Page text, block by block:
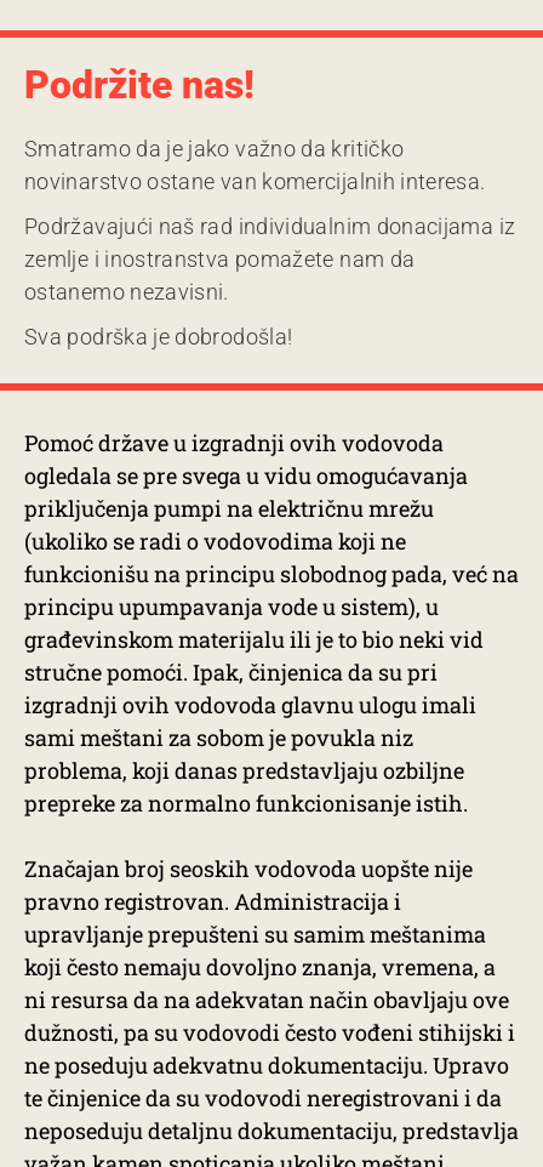
Podržite nas!
Smatramo da je jako važno da kritičko
novinarstvo ostane van komercijalnih interesa.
Podržavajući naš rad individualnim donacijama iz
zemlje i inostranstva pomažete nam da
ostanemo nezavisni.
Sva podrška je dobrodošla!
Pomoć države u izgradnji ovih vodovoda
ogledala se pre svega u vidu omogućavanja
priključenja pumpi na električnu mrežu
(ukoliko se radi o vodovodima koji ne
funkcionišu na principu slobodnog pada, već na
principu upumpavanja vode u sistem), u
građevinskom materijalu ili je to bio neki vid
stručne pomoći. Ipak, činjenica da su pri
izgradnji ovih vodovoda glavnu ulogu imali
sami meštani za sobom je povukla niz
problema, koji danas predstavljaju ozbiljne
prepreke za normalno funkcionisanje istih.
Značajan broj seoskih vodovoda uopšte nije
pravno registrovan. Administracija i
upravljanje prepušteni su samim meštanima
koji često nemaju dovoljno znanja, vremena, a
ni resursa da na adekvatan način obavljaju ove
dužnosti, pa su vodovodi često vođeni stihijski i
ne poseduju adekvatnu dokumentaciju. Upravo
te činjenice da su vodovodi neregistrovani i da
neposeduju detaljnu dokumentaciju, predstavlja